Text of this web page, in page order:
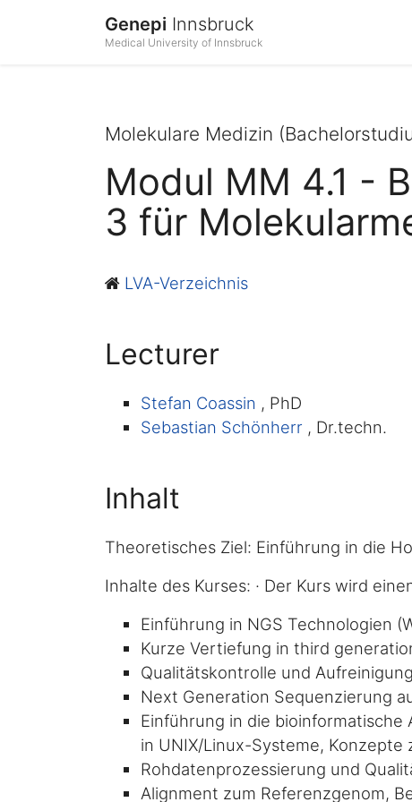
Genepi Innsbruck
Medical University of Innsbruck
Molekulare Medizin
Modul MM 4.1 -
3 für
LVA-Verzeichnis
Lecturer
Stefan Coassin , PhD
Sebastian Schönherr , Dr.techn.
Inhalt
Theoretisches Ziel: Einführung in die
Inhalte des Kurses: · Der Kurs wird
Einführung in NGS Technologien
Kurze Vertiefung in third
Qualitätskontrolle und
Next Generation Sequenzierung
Einführung in die
in UNIX/Linux-Systeme,
Rohdatenprozessierung und
Alignment zum Referenzgenom,